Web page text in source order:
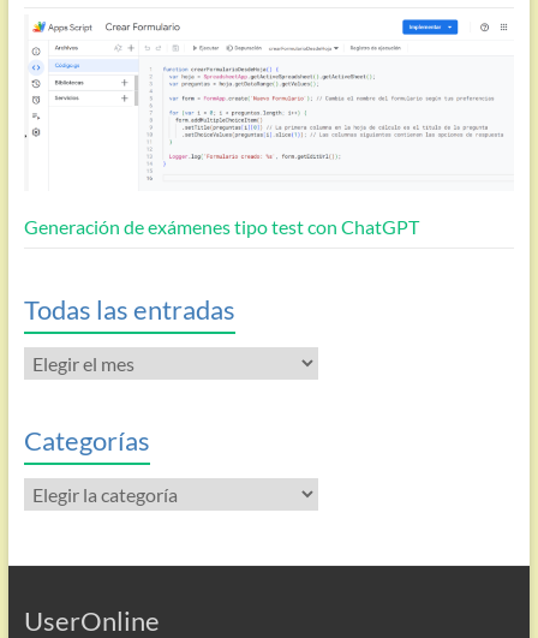
Generación de exámenes tipo test con ChatGPT
Todas las entradas
Todas
las
Categorías
Categorías
UserOnline